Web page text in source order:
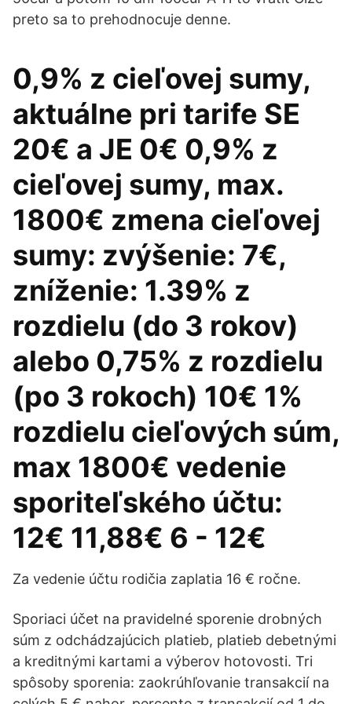
preto sa to prehodnocuje denne.
0,9% z cieľovej sumy,
aktuálne pri tarife SE
20€ a JE 0€ 0,9% z
cieľovej sumy, max.
1800€ zmena cieľovej
sumy: zvýšenie: 7€,
zníženie: 1.39% z
rozdielu (do 3 rokov)
alebo 0,75% z rozdielu
(po 3 rokoch) 10€ 1%
rozdielu cieľových súm,
max 1800€ vedenie
sporiteľského účtu:
12€ 11,88€ 6 - 12€
Za vedenie účtu rodičia zaplatia 16 € ročne.
Sporiaci účet na pravidelné sporenie drobných
súm z odchádzajúcich platieb, platieb debetnými
a kreditnými kartami a výberov hotovosti. Tri
spôsoby sporenia: zaokrúhľovanie transakcií na